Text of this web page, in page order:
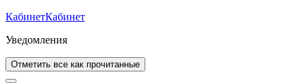
КабинетКабинет
Уведомления
Отметить все как прочитанные